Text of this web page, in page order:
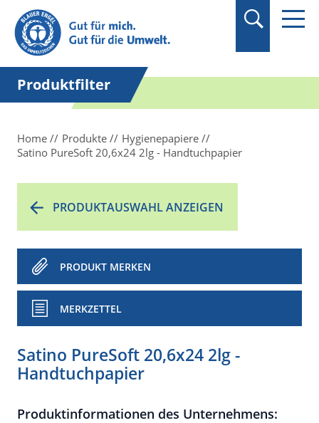
Suchbegriff in
Anführungszeichen
setzen.
Produktfilter
Home Produkte
Hygienepapiere
Satino PureSoft 20,6x24 2lg - Handtuchpapier
PRODUKTAUSWAHL ANZEIGEN
PRODUKT MERKEN
MERKZETTEL
Satino PureSoft 20,6x24 2lg -
Handtuchpapier
Produktinformationen des Unternehmens: